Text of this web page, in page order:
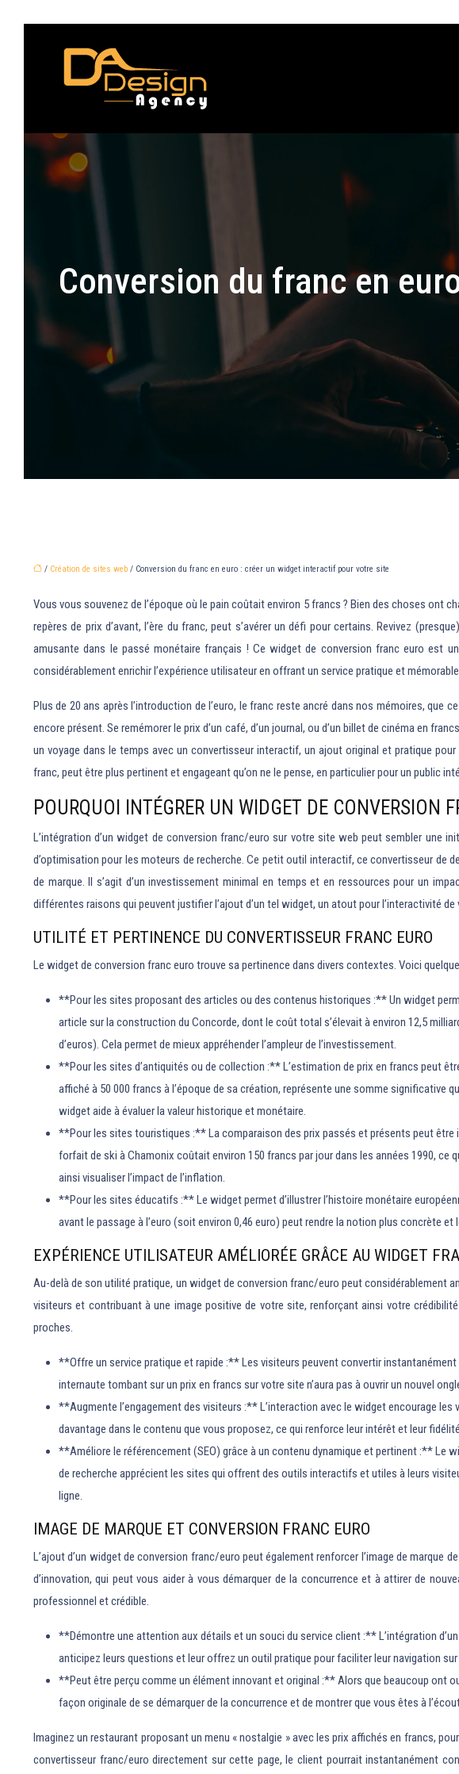
Conversion du franc en
/ Création de sites web / Conversion du franc en euro : créer un widget interactif pour votre site
Vous vous souvenez de l’époque où le pain coûtait environ 5 francs ? Bien des choses ont
repères de prix d’avant, l’ère du franc, peut s’avérer un défi pour certains. Revivez
amusante dans le passé monétaire français ! Ce widget de conversion franc euro est
considérablement enrichir l’expérience utilisateur en offrant un service pratique et
Plus de 20 ans après l’introduction de l’euro, le franc reste ancré dans nos mémoires,
encore présent. Se remémorer le prix d’un café, d’un journal, ou d’un billet de cinéma en
un voyage dans le temps avec un convertisseur interactif, un ajout original et pratique
franc, peut être plus pertinent et engageant qu’on ne le pense, en particulier pour un public
POURQUOI INTÉGRER UN WIDGET DE CONVERSION
L’intégration d’un widget de conversion franc/euro sur votre site web peut sembler une
d’optimisation pour les moteurs de recherche. Ce petit outil interactif, ce convertisseur de
de marque. Il s’agit d’un investissement minimal en temps et en ressources pour un
différentes raisons qui peuvent justifier l’ajout d’un tel widget, un atout pour l’interactivité
UTILITÉ ET PERTINENCE DU CONVERTISSEUR FRANC EURO
Le widget de conversion franc euro trouve sa pertinence dans divers contextes. Voici
**Pour les sites proposant des articles ou des contenus historiques :** Un widget
article sur la construction du Concorde, dont le coût total s’élevait à environ 12,5
d’euros). Cela permet de mieux appréhender l’ampleur de l’investissement.
**Pour les sites d’antiquités ou de collection :** L’estimation de prix en francs peut
affiché à 50 000 francs à l’époque de sa création, représente une somme significative
widget aide à évaluer la valeur historique et monétaire.
**Pour les sites touristiques :** La comparaison des prix passés et présents peut être
forfait de ski à Chamonix coûtait environ 150 francs par jour dans les années 1990,
ainsi visualiser l’impact de l’inflation.
**Pour les sites éducatifs :** Le widget permet d’illustrer l’histoire monétaire
avant le passage à l’euro (soit environ 0,46 euro) peut rendre la notion plus concrète
EXPÉRIENCE UTILISATEUR AMÉLIORÉE GRÂCE AU WIDGET
Au-delà de son utilité pratique, un widget de conversion franc/euro peut considérablement
visiteurs et contribuant à une image positive de votre site, renforçant ainsi votre
proches.
**Offre un service pratique et rapide :** Les visiteurs peuvent convertir
internaute tombant sur un prix en francs sur votre site n’aura pas à ouvrir un nouvel
**Augmente l’engagement des visiteurs :** L’interaction avec le widget encourage
davantage dans le contenu que vous proposez, ce qui renforce leur intérêt et leur
**Améliore le référencement (SEO) grâce à un contenu dynamique et pertinent :** Le
de recherche apprécient les sites qui offrent des outils interactifs et utiles à leurs
ligne.
IMAGE DE MARQUE ET CONVERSION FRANC EURO
L’ajout d’un widget de conversion franc/euro peut également renforcer l’image de
d’innovation, qui peut vous aider à vous démarquer de la concurrence et à attirer de
professionnel et crédible.
**Démontre une attention aux détails et un souci du service client :** L’intégration
anticipez leurs questions et leur offrez un outil pratique pour faciliter leur navigation
**Peut être perçu comme un élément innovant et original :** Alors que beaucoup ont
façon originale de se démarquer de la concurrence et de montrer que vous êtes à
Imaginez un restaurant proposant un menu « nostalgie » avec les prix affichés en francs,
convertisseur franc/euro directement sur cette page, le client pourrait instantanément